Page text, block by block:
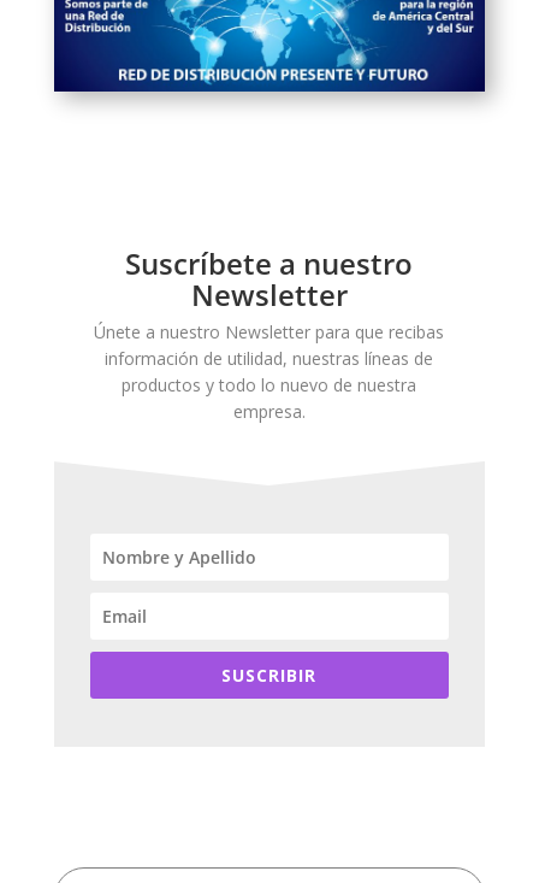
Suscríbete a nuestro
Newsletter
Únete a nuestro Newsletter para que recibas
información de utilidad, nuestras líneas de
productos y todo lo nuevo de nuestra
empresa.
SUSCRIBIR